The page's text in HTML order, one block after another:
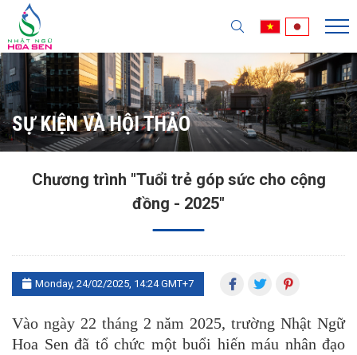
SỰ KIỆN VÀ HỘI THẢO
Chương trình "Tuổi trẻ góp sức cho cộng
đồng - 2025"
Monday, 24/02/2025, 14:24 GMT+7
Vào ngày 22 tháng 2 năm 2025, trường Nhật Ngữ
Hoa Sen đã tổ chức một buổi hiến máu nhân đạo